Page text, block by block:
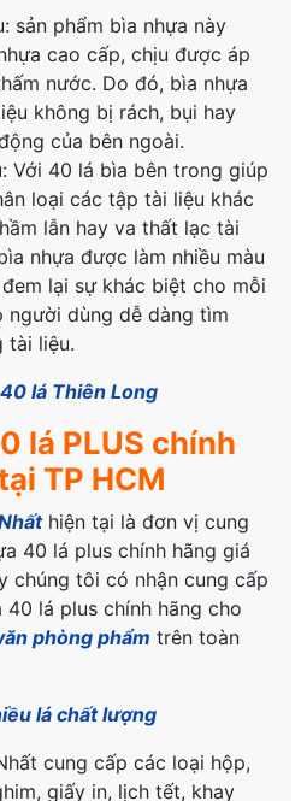
sản phẩm bìa nhựa này
cao cấp, chịu được áp
nước. Do đó, bìa nhựa
không bị rách, bụi hay
của bên ngoài.
Với 40 lá bìa bên trong giúp
loại các tập tài liệu khác
lẫn hay va thất lạc tài
nhựa được làm nhiều màu
lại sự khác biệt cho mỗi
người dùng dễ dàng tìm
tài liệu.
lá Thiên Long
lá PLUS chính
TP HCM
hiện tại là đơn vị cung
40 lá plus chính hãng giá
chúng tôi có nhận cung cấp
40 lá pluschính hãng cho
phòng phẩm trên toàn
lá chất lượng
cung cấp các loại hộp,
giấy in, lịch tết, khay